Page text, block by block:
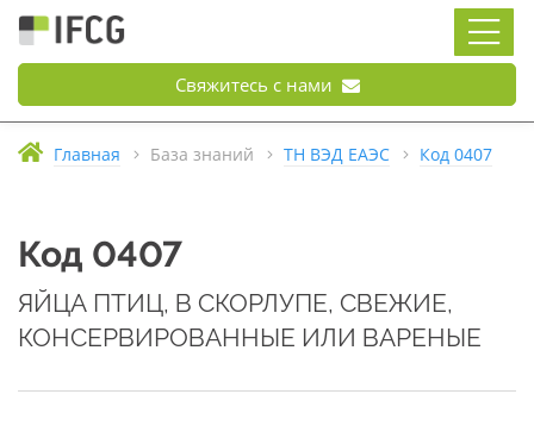
Свяжитесь с нами
Главная База знаний ТН ВЭД ЕАЭС Код 0407
Код 0407
ЯЙЦА ПТИЦ, В СКОРЛУПЕ, СВЕЖИЕ,
КОНСЕРВИРОВАННЫЕ ИЛИ ВАРЕНЫЕ